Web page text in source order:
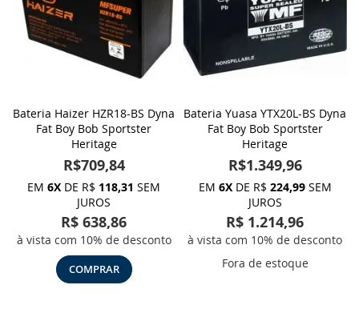
Bateria Haizer HZR18-BS Dyna
Fat Boy Bob Sportster
Heritage
R$709,84
EM6X DE R$ 118,31 SEM
JUROS
R$ 638,86
à vista com 10% de desconto
COMPRAR
Bateria Yuasa YTX20L-BS Dyna
Fat Boy Bob Sportster
Heritage
R$1.349,96
EM 6XDE R$ 224,99SEM
JUROS
R$ 1.214,96
à vista com 10% de desconto
Fora de estoque